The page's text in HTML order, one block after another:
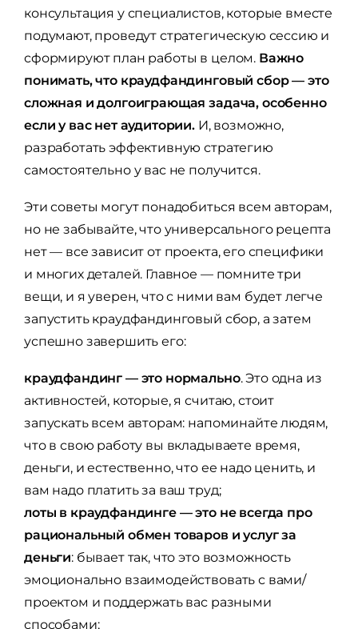
консультация у специалистов, которые вместе
подумают, проведут стратегическую сессию и
сформируют план работы в целом. Важно
понимать, что краудфандинговый сбор — это
сложная и долгоиграющая задача, особенно
если у вас нет аудитории. И, возможно,
разработать эффективную стратегию
самостоятельно у вас не получится.
Эти советы могут понадобиться всем авторам,
но не забывайте, что универсального рецепта
нет — все зависит от проекта, его специфики
и многих деталей. Главное — помните три
вещи, и я уверен, что с ними вам будет легче
запустить краудфандинговый сбор, а затем
успешно завершить его:
краудфандинг — это нормально. Это одна из
активностей, которые, я считаю, стоит
запускать всем авторам: напоминайте людям,
что в свою работу вы вкладываете время,
деньги, и естественно, что ее надо ценить, и
вам надо платить за ваш труд;
лоты в краудфандинге — это не всегда про
рациональный обмен товаров и услуг за
деньги: бывает так, что это возможность
эмоционально взаимодействовать с вами/
проектом и поддержать вас разными
способами;